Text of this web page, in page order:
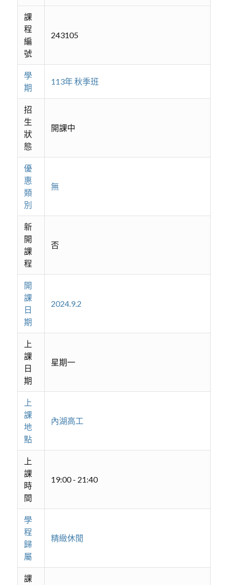
課
程
編
號
243105
學
期
113年 秋季班
招
生
狀
態
開課中
優
惠
類
別
無
新
開
課
程
否
開
課
日
期
2024.9.2
上
課
日
期
星期一
上
課
地
點
內湖高工
上
課
時
間
19:00 - 21:40
學
程
歸
屬
精緻休閒
課